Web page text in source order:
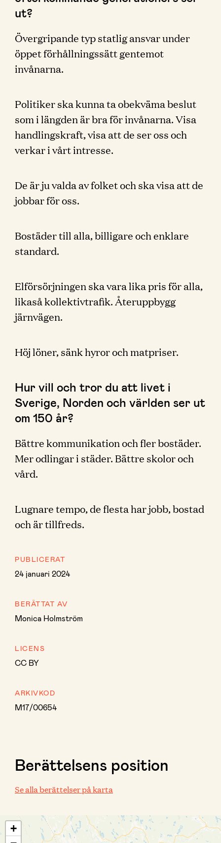
ut?
Övergripande typ statlig ansvar under
öppet förhållningssätt gentemot
invånarna.
Politiker ska kunna ta obekväma beslut
som i längden är bra för invånarna. Visa
handlingskraft, visa att de ser oss och
verkar i vårt intresse.
De är ju valda av folket och ska visa att de
jobbar för oss.
Bostäder till alla, billigare och enklare
standard.
Elförsörjningen ska vara lika pris för alla,
likaså kollektivtrafik. Återuppbygg
järnvägen.
Höj löner, sänk hyror och matpriser.
Hur vill och tror du att livet i
Sverige, Norden och världen ser ut
om 150 år?
Bättre kommunikation och fler bostäder.
Mer odlingar i städer. Bättre skolor och
vård.
Lugnare tempo, de flesta har jobb, bostad
och är tillfreds.
PUBLICERAT
24 januari 2024
BERÄTTAT AV
Monica Holmström
LICENS
CC BY
ARKIVKOD
M17/00654
Berättelsens position
Se alla berättelser på karta
+